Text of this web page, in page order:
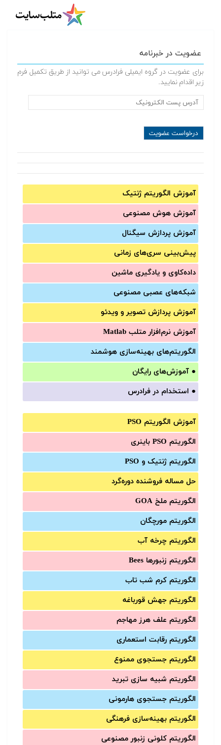
عضویت در خبرنامه
برای عضویت در گروه ایمیلی فرادرس می توانید از طریق تکمیل فرم
زیر اقدام نمایید.
آموزش الگوریتم ژنتیک
آموزش‌ هوش مصنوعی
آموزش‌ پردازش سیگنال
پیش‌‌بینی سری‌‌های زمانی
داده‌کاوی و یادگیری ماشین
شبکه‌های عصبی مصنوعی
آموزش‌ پردازش تصویر و ویدئو
آموزش‌ نرم‌افزار متلب Matlab
الگوریتم‌های بهینه‌سازی هوشمند
● آموزش‌های رایگان
● استخدام در فرادرس
آموزش الگوریتم PSO
الگوریتم PSO باینری
الگوریتم ژنتیک و PSO
حل مساله فروشنده دوره‌گرد
الگوریتم ملخ GOA
الگوریتم مورچگان
الگوریتم چرخه آب
الگوریتم زنبورها Bees
الگوریتم کرم شب تاب
الگوریتم جهش قورباغه
الگوریتم علف هرز مهاجم
الگوریتم رقابت استعماری
الگوریتم جستجوی ممنوع
الگوریتم شبیه سازی تبرید
الگوریتم جستجوی هارمونی
الگوریتم بهینه‌سازی فرهنگی
الگوریتم کلونی زنبور مصنوعی